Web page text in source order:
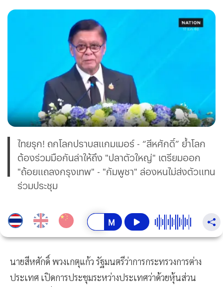
ไทยรุก! ถกโลกปราบสแกมเมอร์ - “สีหศักดิ์” ย้ำโลก
ต้องร่วมมือกันล่าให้ถึง "ปลาตัวใหญ่" เตรียมออก
"ถ้อยแถลงกรุงเทพ" - "กัมพูชา" ล่องหนไม่ส่งตัวแทน
ร่วมประชุม
นายสีหศักดิ์ พวงเกตุแก้ว รัฐมนตรีว่าการกระทรวงการต่าง
ประเทศ เปิดการประชุมระหว่างประเทศว่าด้วยหุ้นส่วน